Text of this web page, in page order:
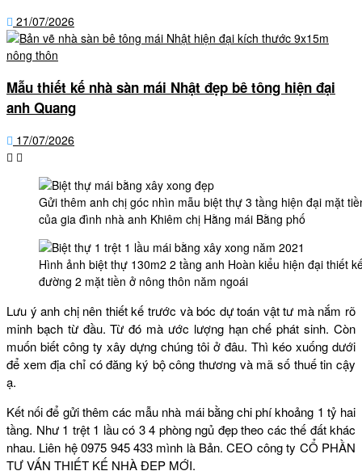
21/07/2026
Mẫu thiết kế nhà sàn mái Nhật đẹp bê tông hiện đại
anh Quang
17/07/2026
Gửi thêm anh chị góc nhìn mẫu biệt thự 3 tầng hiện đại mặt
của gia đình nhà anh Khiêm chị Hằng mái Bằng phố
Hình ảnh biệt thự 130m2 2 tầng anh Hoàn kiểu hiện đại thiết
đường 2 mặt tiền ở nông thôn năm ngoái
Lưu ý anh chị nên thiết kế trước và bóc dự toán vật tư mà nắm rõ
minh bạch từ đầu. Từ đó mà ước lượng hạn chế phát sinh. Còn
muốn biết công ty xây dựng chúng tôi ở đâu. Thì kéo xuống dưới
để xem địa chỉ có đăng ký bộ công thương và mã số thuế tin cậy
ạ.
Kết nối để gửi thêm các mẫu nhà mái bằng chi phí khoảng 1 tỷ hai
tầng. Như 1 trệt 1 lầu có 3 4 phòng ngủ đẹp theo các thế đất khác
nhau. Liên hệ 0975 945 433 mình là Bản. CEO công ty CỔ PHẦN
TƯ VẤN THIẾT KẾ NHÀ ĐẸP MỚI.